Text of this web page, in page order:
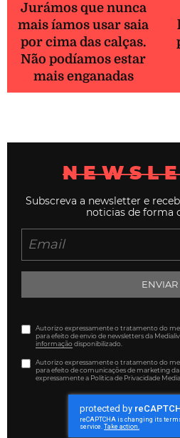
Jurámos que nunca
mais íamos usar saia
por cima das calças.
Não podíamos estar
mais enganadas
Subscreva a newsletter e
noticias de forma
ENVIAR
Autorizo expressamente o tratamento do
para efeito de envio de newsletters da
informaçãodisponibilizado.
Autorizo expressamente o tratamento do
para efeito de comunicações de marketing da
expressamente a Política de Privacidade